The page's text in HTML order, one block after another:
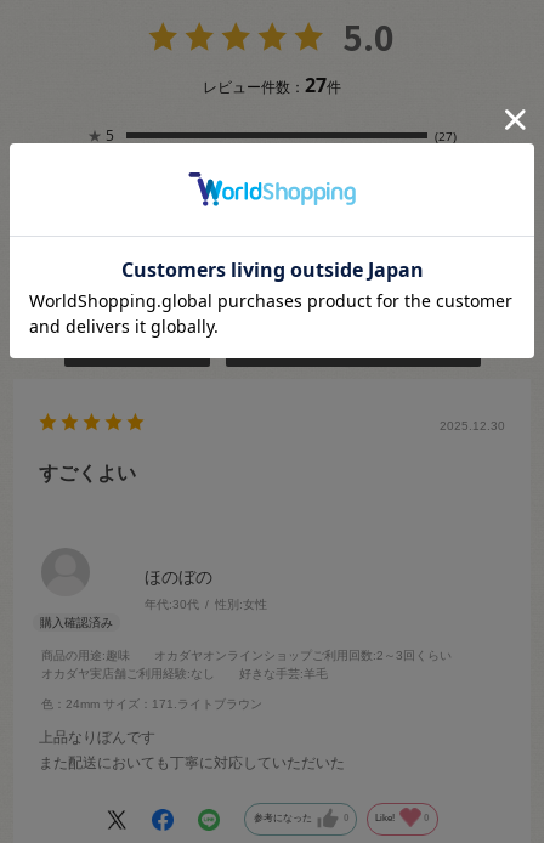
5.0
レビュー件数： 27件
★ 5 (27)
ほのぼの
年代:30代 性別:女性
商品の用途:趣味 オカダヤオンラインショップご利用回数:2～3回くらい
オカダヤ実店舗ご利用経験:なし 好きな手芸:羊毛
色：24mm サイズ：171.ライトブラウン
2025.12.30
すごくよい
上品なりぼんです
また配送においても丁寧に対応していただいた
参考になった 0 Like! 0